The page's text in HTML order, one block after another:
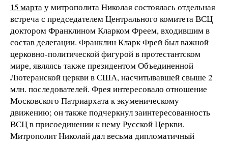
15 марта у митрополита Николая состоялась отдельная
встреча с председателем Центрального комитета ВСЦ
доктором Франклином Кларком Фреем, входившим в
состав делегации. Франклин Кларк Фрей был важной
церковно-политической фигурой в протестантском
мире, являясь также президентом Объединенной
Лютеранской церкви в США, насчитывавшей свыше 2
млн. последователей. Фрея интересовало отношение
Московского Патриархата к экуменическому
движению; он также подчеркнул заинтересованность
ВСЦ в присоединении к нему Русской Церкви.
Митрополит Николай дал весьма дипломатичный